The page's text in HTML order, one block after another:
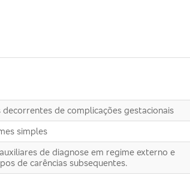
de complicações gestacionais
simples
de diagnose em regime externo e
de carências subsequentes.